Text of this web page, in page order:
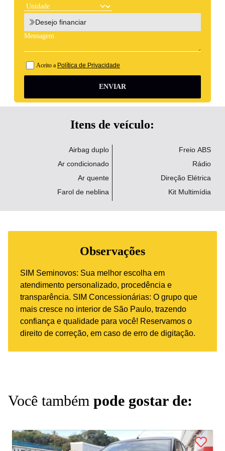
Desejo financiar
Aceito a Política de Privacidade
ENVIAR
Itens de veículo:
Airbag duplo
Ar condicionado
Ar quente
Farol de neblina
Freio ABS
Rádio
Direção Elétrica
Kit Multimídia
Observações
SIM Seminovos: Sua melhor escolha em
atendimento personalizado, procedência e
transparência. SIM Concessionárias: O grupo que
mais cresce no interior de São Paulo, trazendo
confiança e qualidade para você! Reservamos o
direito de correção, em caso de erro de digitação.
Você também pode gostar de: